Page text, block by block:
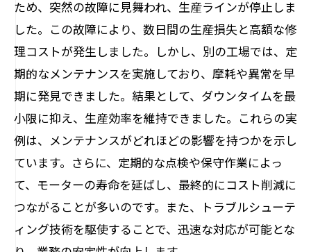
ため、突然の故障に見舞われ、生産ラインが停止しま
した。この故障により、数日間の生産損失と高額な修
理コストが発生しました。しかし、別の工場では、定
期的なメンテナンスを実施しており、摩耗や異常を早
期に発見できました。結果として、ダウンタイムを最
小限に抑え、生産効率を維持できました。これらの実
例は、メンテナンスがどれほどの影響を持つかを示し
ています。さらに、定期的な点検や保守作業によっ
て、モーターの寿命を延ばし、最終的にコスト削減に
つながることが多いのです。また、トラブルシューテ
ィング技術を駆使することで、迅速な対応が可能とな